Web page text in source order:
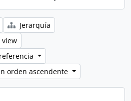
Jerarquía
view
orden ascendente